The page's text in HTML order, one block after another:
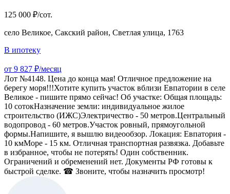
125 000 ₽/сот.
село Великое, Сакский район, Светлая улица, 1763
В ипотеку
от 9 827 ₽/месяц
Лот №4148. Цена до конца мая! Отличное предложение на
берегу моря!!!Хотите купить участок вблизи Евпатории в селе
Великое - пишите прямо сейчас! Об участке: Общая площадь:
10 сотокНазначение земли: индивидуальное жилое
строительство (ИЖС)Электричество - 50 метров.Центральный
водопровод - 60 метров.Участок ровный, прямоугольной
формы.Напишите, я вышлю видеообзор. Локация: Евпатория -
10 кмМоре - 15 км. Отличная транспортная развязка. Добавьте
в избранное, чтобы не потерять! Один собственник.
Ограничений и обременений нет. Документы РФ готовы к
быстрой сделке. ☎ Звоните, чтобы назначить просмотр!